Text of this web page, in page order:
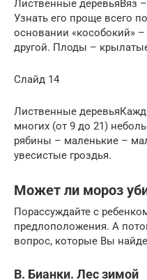
Лиственные деревьяВяз
Узнать его проще всего
основании «кособокий»
другой. Плоды –
Слайд 14
Лиственные
многих (от 9 до 21)
рябины – маленькие –
увесистые гроздья.
Может ли мороз
Порассуждайте с
предлоположения. А
вопрос, которые Вы
В. Бианки. Лес зимой